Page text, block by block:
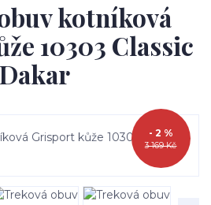
kotníková
10303 Classic
Dakar
3 169 Kč
- 2 %